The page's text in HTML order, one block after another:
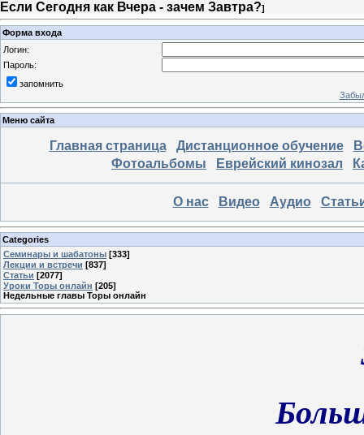
Если Сегодня как Вчера - зачем Завтра?]
Форма входа
Логин:
Пароль:
запомнить
Меню сайта
Главная страница Дистанционное обучение
Фотоальбомы
Еврейский кинозал
О нас Видео Аудио
Categories
Семинары и шабатоны [333]
Лекции и встречи [837]
Статьи [2077]
Уроки Торы онлайн [205]
Недельные главы Торы онлайн